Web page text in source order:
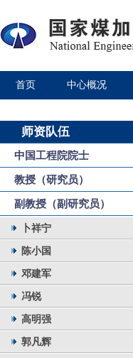
首页 中心概况
师资队伍
中国工程院院士
教授（研究员）
副教授（副研究员）
卜祥宁
陈小国
邓建军
冯锐
高明强
郭凡辉